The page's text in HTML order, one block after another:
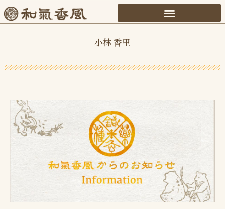
内
容
ッ
小林 香里